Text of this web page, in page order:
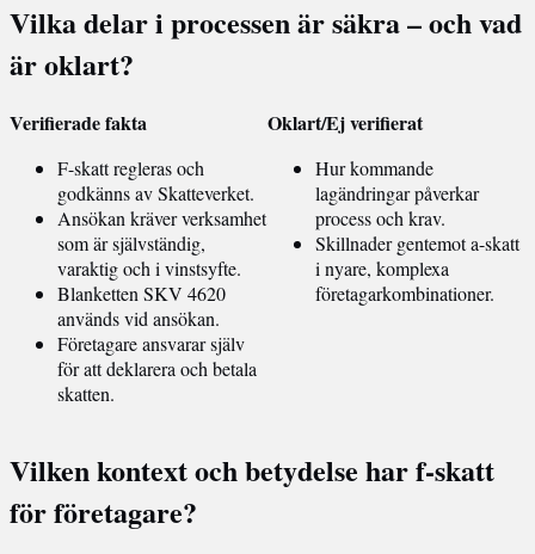
Vilka delar i processen är säkra – och vad
är oklart?
Verifierade fakta
F-skatt regleras och
godkänns av Skatteverket.
Ansökan kräver verksamhet
som är självständig,
varaktig och i vinstsyfte.
Blanketten SKV 4620
används vid ansökan.
Företagare ansvarar själv
för att deklarera och betala
skatten.
Oklart/Ej verifierat
Hur kommande
lagändringar påverkar
process och krav.
Skillnader gentemot a-skatt
i nyare, komplexa
företagarkombinationer.
Vilken kontext och betydelse har f-skatt
för företagare?